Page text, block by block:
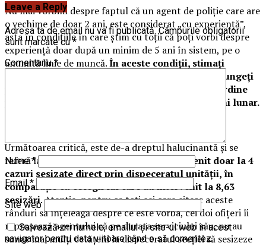
Nu mai vorbim despre faptul că un agent de poliție care are
o vechime de doar 2 ani, este considerat „cu experiență”,
asta în condițiile în care știm cu toții că poți vorbi despre
experiență doar după un minim de 5 ani în sistem, pe o
anumită linie de muncă.În aceste condiții, stimați
cetățeni ai Mun. Constanța, mare atenție dacă ajungeți
pe raza Secției 2 Poliție, pentru că polițiștii de ordine
publică sunt obligați să aplice câte 28,9 sancțiuni lunar.
Următoarea critică, este de-a dreptul halucinantă și se
referă la faptul că agentul în cauză
a intervenit doar la 4
cazuri sesizate direct prin dispeceratul unității, în
comparație cu colegii lui care au intervenit la 8,63
sesizări. Atenție, pentru ca toți cei care citesc aceste
rânduri să înțeleagă despre ce este vorba, cei doi ofițeri îi
reproșează agentului că pe durata serviciului său, nu au
sunat mai mulți cetățeni la dispeceratul secției să sesizeze
Leave a Reply
Adresa ta de email nu va fi publicată. Câmpurile obligatorii
sunt marcate cu*
Comentariu*
Nume*
Email*
Site web
Salvează-mi numele, emailul și site-ul web în acest
navigator pentru data viitoare când o să comentez.